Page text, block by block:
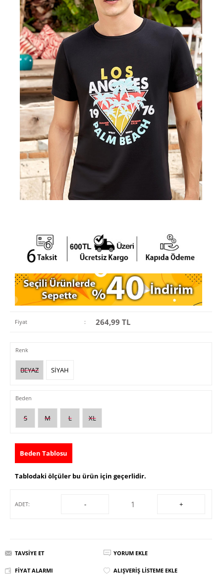
Fiyat : 264,99 TL
Renk
BEYAZ SİYAH
Beden
S M L XL
Beden Tablosu
Tablodaki ölçüler bu ürün için geçerlidir.
ADET: - +
TAVSIYE ET YORUM EKLE
FIYAT ALARMI ALIŞVERIŞ LISTEME EKLE